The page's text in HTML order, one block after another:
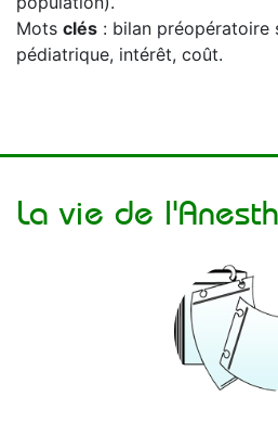
Mots clés : bilan préopératoire
pédiatrique, intérêt, coût.
La vie de